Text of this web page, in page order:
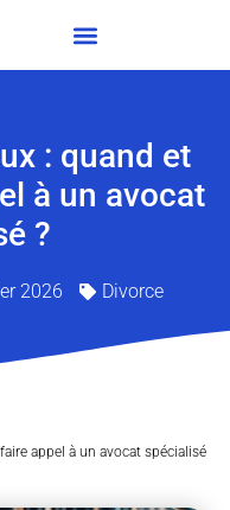
: quand et
à un avocat
?
2026 Divorce
appel à un avocat spécialisé